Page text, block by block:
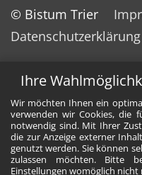
Ihre
Wir möchten Ihnen ein
verwenden wir Cookies, die
notwendig sind. Mit Ihrer
die zur Anzeige externer
genutzt werden. Sie können
zulassen möchten. Bitte
Einstellungen womöglich
© Bistum Trier
Datenschutzerklärung